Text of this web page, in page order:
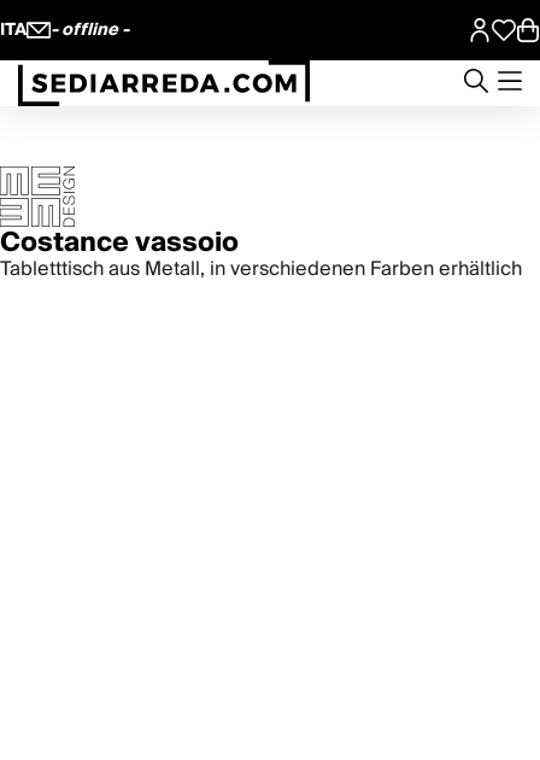
ITA - offline -
Costance vassoio
Tabletttisch aus Metall, in verschiedenen Farben erhältlich